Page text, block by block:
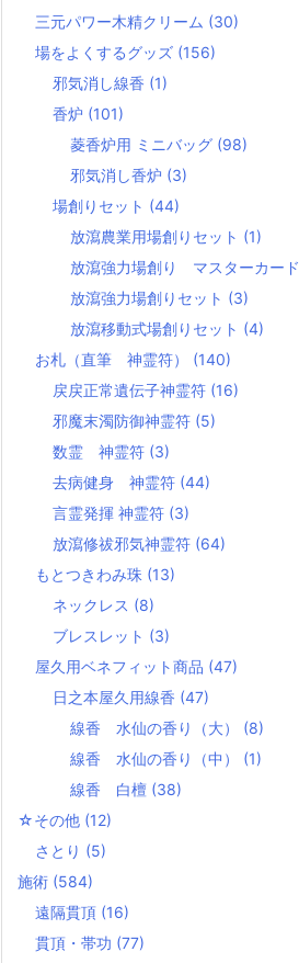
三元パワー木精クリーム (30)
場をよくするグッズ (156)
邪気消し線香 (1)
香炉 (101)
菱香炉用 ミニバッグ (98)
邪気消し香炉 (3)
場創りセット (44)
放瀉農業用場創りセット (1)
放瀉強力場創り マスターカード
放瀉強力場創りセット (3)
放瀉移動式場創りセット (4)
お札（直筆 神霊符） (140)
戻戻正常遺伝子神霊符 (16)
邪魔末濁防御神霊符 (5)
数霊 神霊符 (3)
去病健身 神霊符 (44)
言霊発揮 神霊符 (3)
放瀉修祓邪気神霊符 (64)
もとつきわみ珠 (13)
ネックレス (8)
ブレスレット (3)
屋久用ベネフィット商品 (47)
日之本屋久用線香 (47)
線香 水仙の香り（大） (8)
線香 水仙の香り（中） (1)
線香 白檀 (38)
☆その他 (12)
さとり (5)
施術 (584)
遠隔貫頂 (16)
貫頂・帯功 (77)